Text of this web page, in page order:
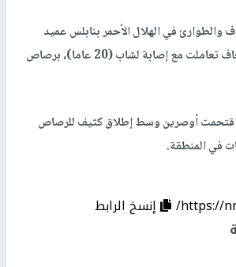
والطوارئ في الهلال الأحمر بنابلس عميد
أحمد، بأن طواقم الإسعاف تعاملت مع إصابة لشاب (20 عاما)، برصاص
اقتحمت أوصرين وسط إطلاق كثيف للرصاص
في المنطقة.
https://
إنسخ الرابط